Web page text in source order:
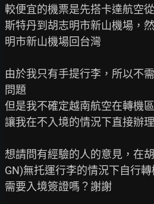
較便宜的機票是先搭卡達航空
斯特丹到胡志明市新山機場，
明市新山機場回台灣
由於我只有手提行李，所以不
問題
但是我不確定越南航空在轉機
讓我在不入境的情況下直接辦
想請問有經驗的人的意見，在
GN)無托運行李的情況下自行轉
需要入境簽證嗎？謝謝